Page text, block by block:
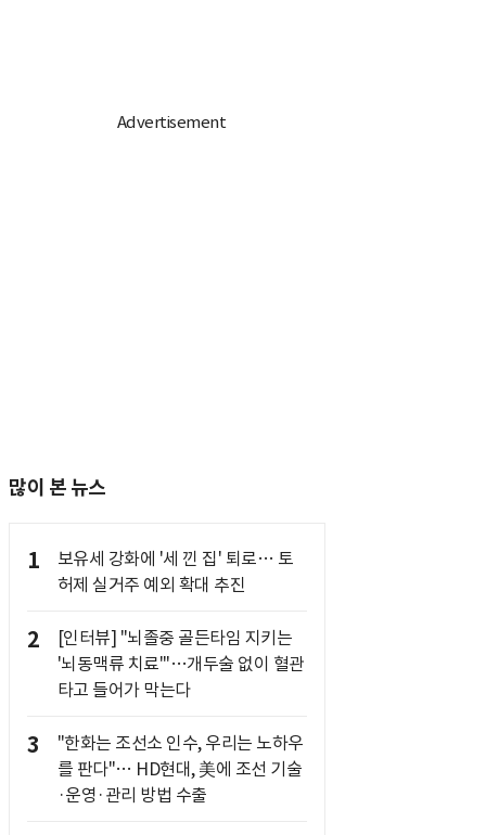
많이 본 뉴스
1
보유세 강화에 '세 낀 집' 퇴로… 토
허제 실거주 예외 확대 추진
2
[인터뷰] "뇌졸중 골든타임 지키는
'뇌동맥류 치료'"…개두술 없이 혈관
타고 들어가 막는다
3
"한화는 조선소 인수, 우리는 노하우
를 판다"… HD현대, 美에 조선 기술
·운영·관리 방법 수출